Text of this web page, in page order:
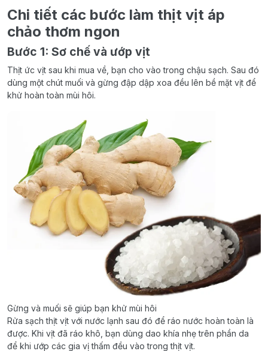
Chi tiết các bước làm thịt vịt áp
chảo thơm ngon
Bước 1: Sơ chế và ướp vịt
Thịt ức vịt sau khi mua về, bạn cho vào trong chậu sạch. Sau đó
dùng một chút muối và gừng đập dập xoa đều lên bề mặt vịt để
khử hoàn toàn mùi hôi.
Gừng và muối sẽ giúp bạn khử mùi hôi
Rửa sạch thịt vịt với nước lạnh sau đó để ráo nước hoàn toàn là
được. Khi vịt đã ráo khô, bạn dùng dao khía nhẹ trên phần da
để khi ướp các gia vị thấm đều vào trong thịt vịt.